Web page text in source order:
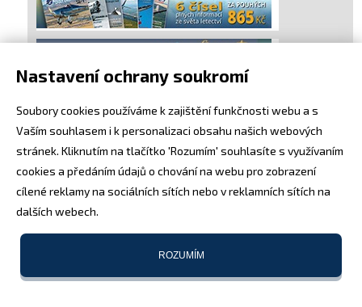
Nastavení ochrany soukromí
Soubory cookies používáme k zajištění funkčnosti webu a s
Vaším souhlasem i k personalizaci obsahu našich webových
stránek. Kliknutím na tlačítko 'Rozumím' souhlasíte s využívaním
cookies a předáním údajů o chování na webu pro zobrazení
cílené reklamy na sociálních sítích nebo v reklamních sítích na
dalších webech.
ROZUMÍM